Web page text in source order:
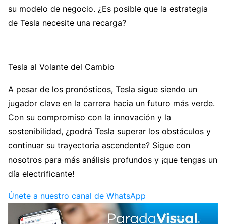
su modelo de negocio. ¿Es posible que la estrategia
de Tesla necesite una recarga?
Tesla al Volante del Cambio
A pesar de los pronósticos, Tesla sigue siendo un
jugador clave en la carrera hacia un futuro más verde.
Con su compromiso con la innovación y la
sostenibilidad, ¿podrá Tesla superar los obstáculos y
continuar su trayectoria ascendente? Sigue con
nosotros para más análisis profundos y ¡que tengas un
día electrificante!
Únete a nuestro canal de WhatsApp